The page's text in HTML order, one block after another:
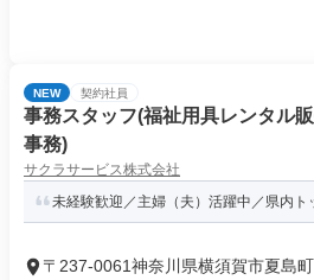
NEW 契約社員
事務スタッフ(福祉用具レンタル
事務)
サクラサービス株式会社
未経験歓迎／主婦（夫）活躍中／県内ト
〒237-0061神奈川県横須賀市夏島町